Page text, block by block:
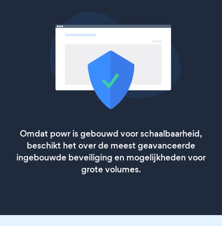
Omdat powr is gebouwd voor schaalbaarheid,
beschikt het over de meest geavanceerde
ingebouwde beveiliging en mogelijkheden voor
grote volumes.